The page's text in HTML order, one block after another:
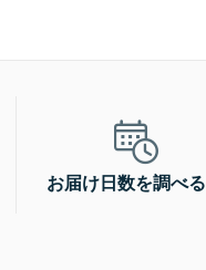
お届け日数を調べる